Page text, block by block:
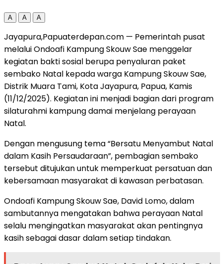
A A A
Jayapura,Papuaterdepan.com — Pemerintah pusat
melalui Ondoafi Kampung Skouw Sae menggelar
kegiatan bakti sosial berupa penyaluran paket
sembako Natal kepada warga Kampung Skouw Sae,
Distrik Muara Tami, Kota Jayapura, Papua, Kamis
(11/12/2025). Kegiatan ini menjadi bagian dari program
silaturahmi kampung damai menjelang perayaan
Natal.
Dengan mengusung tema “Bersatu Menyambut Natal
dalam Kasih Persaudaraan”, pembagian sembako
tersebut ditujukan untuk memperkuat persatuan dan
kebersamaan masyarakat di kawasan perbatasan.
Ondoafi Kampung Skouw Sae, David Lomo, dalam
sambutannya mengatakan bahwa perayaan Natal
selalu mengingatkan masyarakat akan pentingnya
kasih sebagai dasar dalam setiap tindakan.